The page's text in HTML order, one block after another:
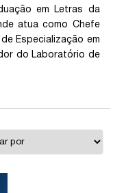
em Letras da
atua como Chefe
Especialização em
do Laboratório de